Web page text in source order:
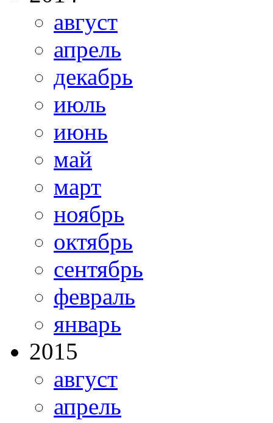
август
апрель
декабрь
июль
июнь
май
март
ноябрь
октябрь
сентябрь
февраль
январь
2015
август
апрель